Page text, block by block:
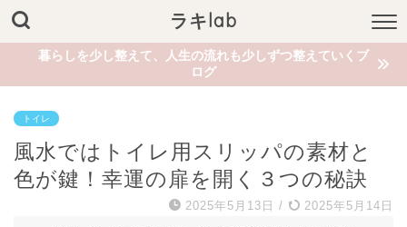
ラキlab
暮らしを少し整えて、人生の流れも少しずつ整えていくブ
ログ
トイレ
風水ではトイレ用スリッパの素材と
色が鍵！幸運の扉を開く３つの秘訣
2025年5月13日 / 2025年5月14日